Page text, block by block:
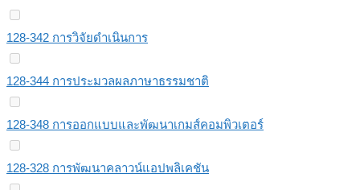
128-342 การวิจัยดำเนินการ
128-344 การประมวลผลภาษาธรรมชาติ
128-348 การออกแบบและพัฒนาเกมส์คอมพิวเตอร์
128-328 การพัฒนาคลาวน์แอปพลิเคชัน